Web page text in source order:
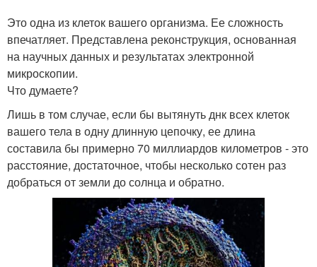
Это одна из клеток вашего организма. Ее сложность
впечатляет. Представлена реконструкция, основанная
на научных данных и результатах электронной
микроскопии.
Что думаете?
Лишь в том случае, если бы вытянуть днк всех клеток
вашего тела в одну длинную цепочку, ее длина
составила бы примерно 70 миллиардов километров - это
расстояние, достаточное, чтобы несколько сотен раз
добраться от земли до солнца и обратно.